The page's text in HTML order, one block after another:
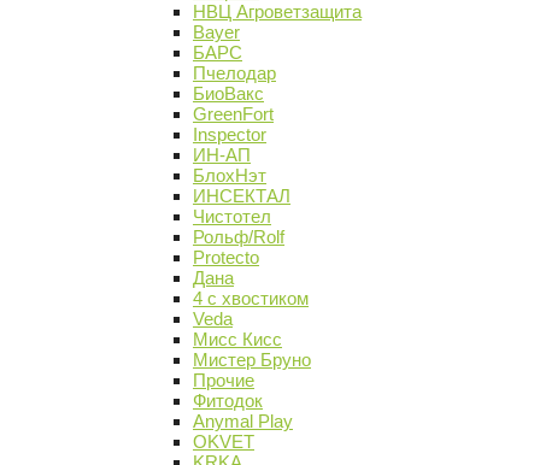
НВЦ Агроветзащита
Bayer
БАРС
Пчелодар
БиоВакс
GreenFort
Inspector
ИН-АП
БлохНэт
ИНСЕКТАЛ
Чистотел
Рольф/Rolf
Protecto
Дана
4 с хвостиком
Veda
Мисс Кисс
Мистер Бруно
Прочие
Фитодок
Anymal Play
OKVET